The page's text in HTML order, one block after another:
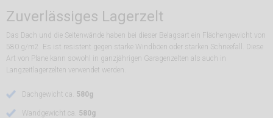
Zuverlässiges Lagerzelt
Das Dach und die Seitenwände haben bei dieser Belagsart ein Flächengewicht von
580 g/m2. Es ist resistent gegen starke Windböen oder starken Schneefall. Diese
Art von Plane kann sowohl in ganzjährigen Garagenzelten als auch in
Langzeitlagerzelten verwendet werden.
Dachgewicht ca. 580g
Wandgewicht ca. 580g